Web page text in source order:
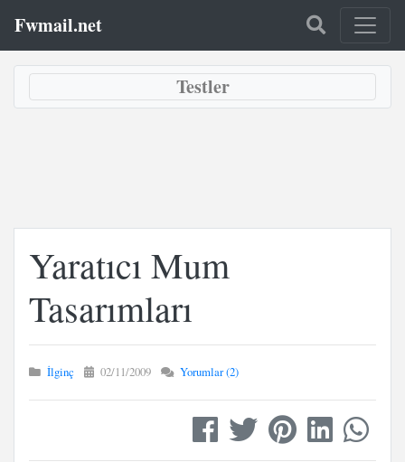
Fwmail.net
Testler
Yaratıcı Mum
Tasarımları
İlginç 02/11/2009 Yorumlar (2)